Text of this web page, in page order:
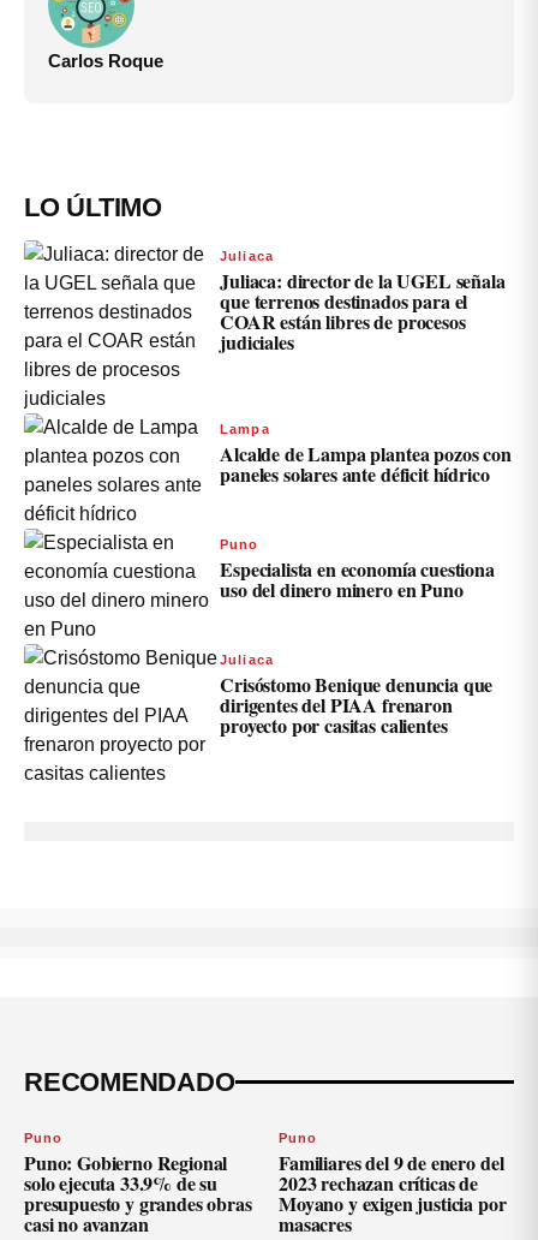
Carlos Roque
LO ÚLTIMO
Juliaca
Juliaca: director de la UGEL señala
que terrenos destinados para el
COAR están libres de procesos
judiciales
Lampa
Alcalde de Lampa plantea pozos con
paneles solares ante déficit hídrico
Puno
Especialista en economía cuestiona
uso del dinero minero en Puno
Juliaca
Crisóstomo Benique denuncia que
dirigentes del PIAA frenaron
proyecto por casitas calientes
RECOMENDADO
Puno
Puno: Gobierno Regional
solo ejecuta 33.9% de su
presupuesto y grandes obras
casi no avanzan
Puno
Familiares del 9 de enero del
2023 rechazan críticas de
Moyano y exigen justicia por
masacres